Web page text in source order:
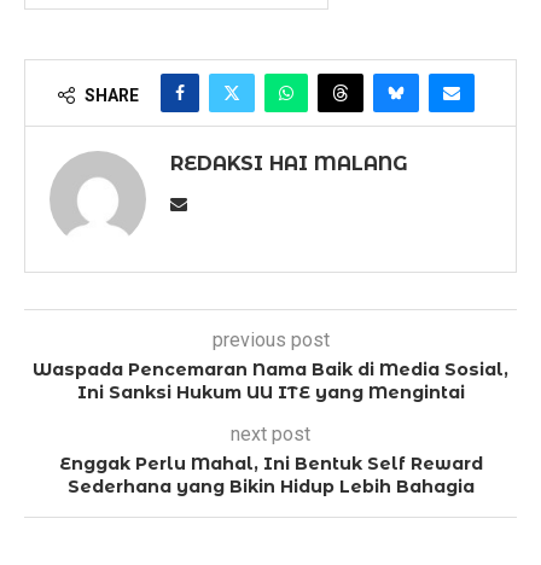
SHARE
REDAKSI HAI MALANG
previous post
Waspada Pencemaran Nama Baik di Media Sosial,
Ini Sanksi Hukum UU ITE yang Mengintai
next post
Enggak Perlu Mahal, Ini Bentuk Self Reward
Sederhana yang Bikin Hidup Lebih Bahagia